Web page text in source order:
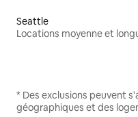
Seattle
* Des exclusions peuvent
géographiques et des